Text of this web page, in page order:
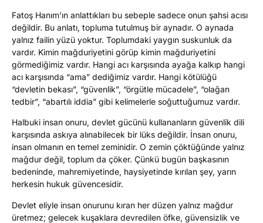
Fatoş Hanım’ın anlattıkları bu sebeple sadece onun şahsi acısı
değildir. Bu anlatı, topluma tutulmuş bir aynadır. O aynada
yalnız failin yüzü yoktur. Toplumdaki yaygın suskunluk da
vardır. Kimin mağduriyetini görüp kimin mağduriyetini
görmediğimiz vardır. Hangi acı karşısında ayağa kalkıp hangi
acı karşısında “ama” dediğimiz vardır. Hangi kötülüğü
“devletin bekası”, “güvenlik”, “örgütle mücadele”, “olağan
tedbir”, “abartılı iddia” gibi kelimelerle soğuttuğumuz vardır.
Halbuki insan onuru, devlet gücünü kullananların güvenlik dili
karşısında askıya alınabilecek bir lüks değildir. İnsan onuru,
insan olmanın en temel zeminidir. O zemin çöktüğünde yalnız
mağdur değil, toplum da çöker. Çünkü bugün başkasının
bedeninde, mahremiyetinde, haysiyetinde kırılan şey, yarın
herkesin hukuk güvencesidir.
Devlet eliyle insan onurunu kıran her düzen yalnız mağdur
üretmez; gelecek kuşaklara devredilen öfke, güvensizlik ve